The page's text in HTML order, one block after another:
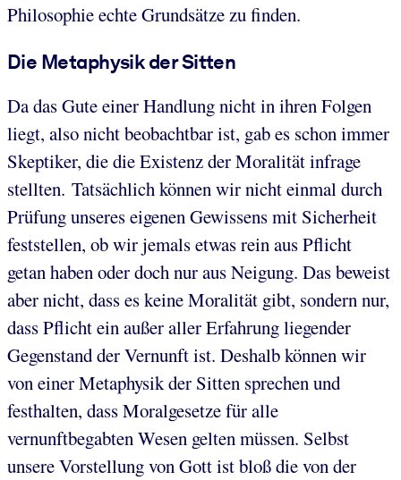
Philosophie echte Grundsätze zu finden.
Die Metaphysik der Sitten
Da das Gute einer Handlung nicht in ihren Folgen
liegt, also nicht beobachtbar ist, gab es schon immer
Skeptiker, die die Existenz der Moralität infrage
stellten. Tatsächlich können wir nicht einmal durch
Prüfung unseres eigenen Gewissens mit Sicherheit
feststellen, ob wir jemals etwas rein aus Pflicht
getan haben oder doch nur aus Neigung. Das beweist
aber nicht, dass es keine Moralität gibt, sondern nur,
dass Pflicht ein außer aller Erfahrung liegender
Gegenstand der Vernunft ist. Deshalb können wir
von einer Metaphysik der Sitten sprechen und
festhalten, dass Moralgesetze für alle
vernunftbegabten Wesen gelten müssen. Selbst
unsere Vorstellung von Gott ist bloß die von der